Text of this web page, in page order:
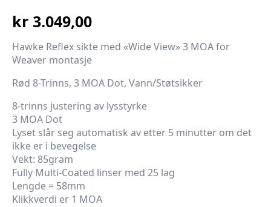
kr 3.049,00
Hawke Reflex sikte med «Wide View» 3 MOA for
Weaver montasje
Rød 8-Trinns, 3 MOA Dot, Vann/Støtsikker
8-trinns justering av lysstyrke
3 MOA Dot
Lyset slår seg automatisk av etter 5 minutter om det
ikke er i bevegelse
Vekt: 85gram
Fully Multi-Coated linser med 25 lag
Lengde = 58mm
Klikkverdi er 1 MOA